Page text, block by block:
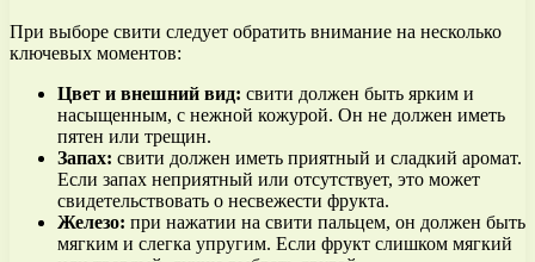
При выборе свити следует обратить внимание на несколько
ключевых моментов:
Цвет и внешний вид: свити должен быть ярким и
насыщенным, с нежной кожурой. Он не должен иметь
пятен или трещин.
Запах: свити должен иметь приятный и сладкий аромат.
Если запах неприятный или отсутствует, это может
свидетельствовать о несвежести фрукта.
Железо: при нажатии на свити пальцем, он должен быть
мягким и слегка упругим. Если фрукт слишком мягкий